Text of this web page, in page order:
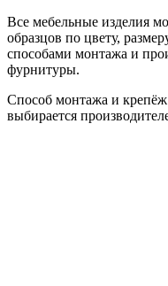
Все мебельные изделия
образцов по цвету,
способами монтажа и
фурнитуры.
Способ монтажа и
выбирается